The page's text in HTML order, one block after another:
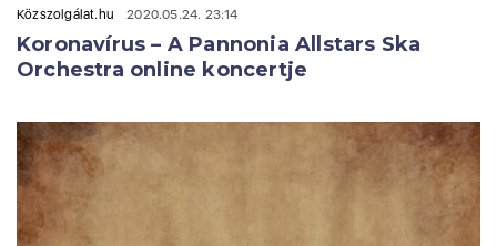
Közszolgálat.hu 2020.05.24. 23:14
Koronavírus – A Pannonia Allstars Ska
Orchestra online koncertje